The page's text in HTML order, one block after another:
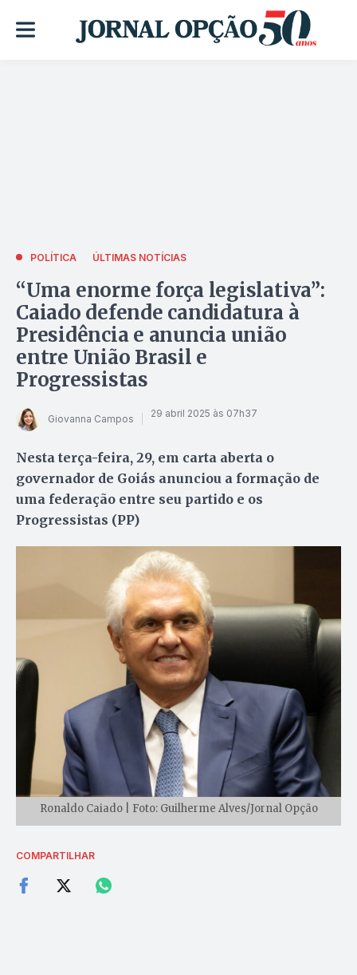
POLÍTICA ÚLTIMAS NOTÍCIAS
“Uma enorme força legislativa”:
Caiado defende candidatura à
Presidência e anuncia união
entre União Brasil e
Progressistas
Giovanna Campos 29 abril 2025 às 07h37
Nesta terça-feira, 29, em carta aberta o
governador de Goiás anunciou a formação de
uma federação entre seu partido e os
Progressistas (PP)
Ronaldo Caiado | Foto: Guilherme Alves/Jornal Opção
COMPARTILHAR